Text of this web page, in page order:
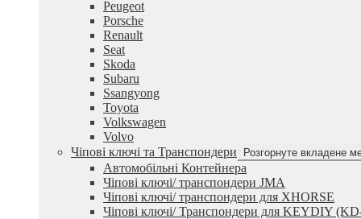
Peugeot
Porsche
Renault
Seat
Skoda
Subaru
Ssangyong
Toyota
Volkswagen
Volvo
Чіпові ключі та Транспондери
Розгорнуте вкладене
Автомобільні Контейнера
Чіпові ключі/ транспондери JMA
Чіпові ключі/ транспондери для XHORSE
Чіпові ключі/ Транспондери для KEYDIY